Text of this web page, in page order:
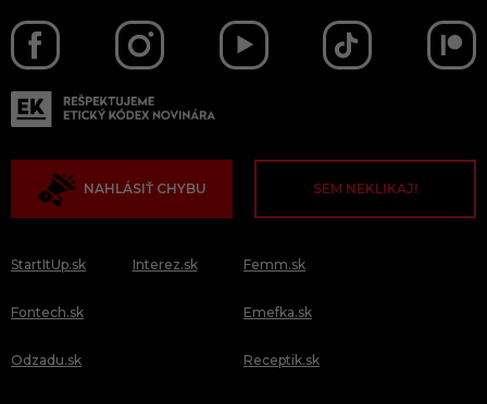
NAHLÁSIŤ CHYBU SEM NEKLIKAJ!
StartItUp.sk
Fontech.sk
Odzadu.sk
Interez.sk Femm.sk
Emefka.sk
Receptik.sk